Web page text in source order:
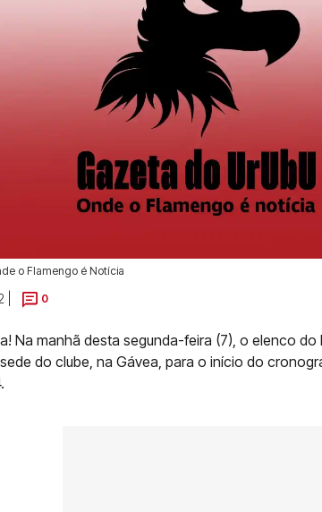
o Flamengo é Notícia
0
Na manhã desta segunda-feira (7), o elenco do
do clube, na Gávea, para o início do